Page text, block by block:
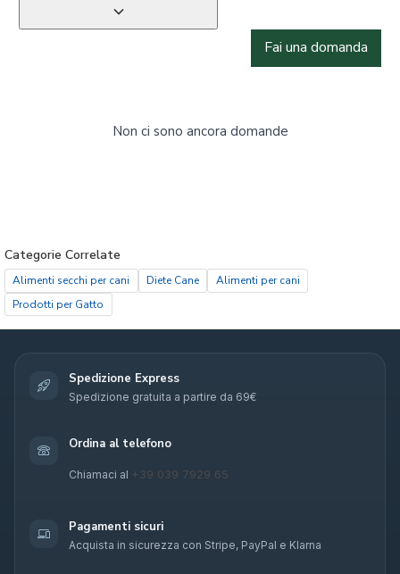
Fai una domanda
Non ci sono ancora domande
Categorie Correlate
Alimenti secchi per cani Diete Cane
Alimenti per cani
Prodotti per Gatto
Spedizione Express
Spedizione gratuita a partire da 69€
Ordina al telefono
Chiamaci al +39 039 7929 65
Pagamenti sicuri
Acquista in sicurezza con Stripe, PayPal e Klarna